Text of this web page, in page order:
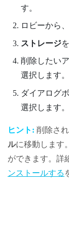
す。
ロビーから、
ストレージ
削除したい
選択します。
ダイアログ
選択します。
ヒント: 削除さ
ルに移動します
ができます。詳
ンストールする